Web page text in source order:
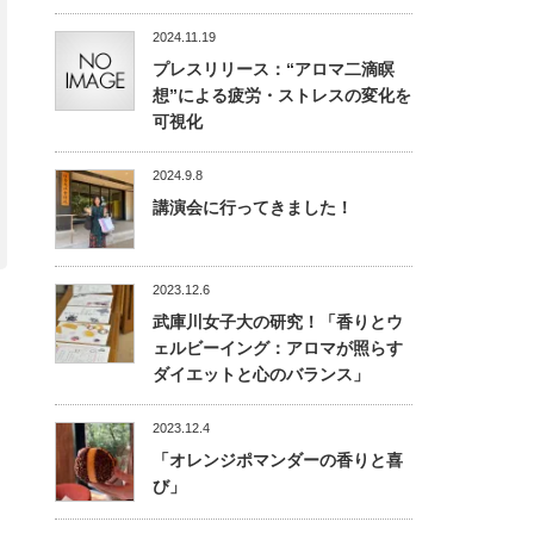
2024.11.19
プレスリリース：“アロマ二滴瞑
想”による疲労・ストレスの変化を
可視化
2024.9.8
講演会に行ってきました！
2023.12.6
武庫川女子大の研究！「香りとウ
ェルビーイング：アロマが照らす
ダイエットと心のバランス」
2023.12.4
「オレンジポマンダーの香りと喜
び」